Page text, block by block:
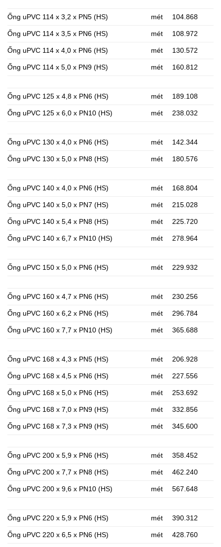
Ống uPVC 114 x 3,2 x PN5 (HS) mét 104.868
Ống uPVC 114 x 3,5 x PN6 (HS) mét 108.972
Ống uPVC 114 x 4,0 x PN6 (HS) mét 130.572
Ống uPVC 114 x 5,0 x PN9 (HS) mét 160.812
Ống uPVC 125 x 4,8 x PN6 (HS) mét 189.108
Ống uPVC 125 x 6,0 x PN10 (HS) mét 238.032
Ống uPVC 130 x 4,0 x PN6 (HS) mét 142.344
Ống uPVC 130 x 5,0 x PN8 (HS) mét 180.576
Ống uPVC 140 x 4,0 x PN6 (HS) mét 168.804
Ống uPVC 140 x 5,0 x PN7 (HS) mét 215.028
Ống uPVC 140 x 5,4 x PN8 (HS) mét 225.720
Ống uPVC 140 x 6,7 x PN10 (HS) mét 278.964
Ống uPVC 150 x 5,0 x PN6 (HS) mét 229.932
Ống uPVC 160 x 4,7 x PN6 (HS) mét 230.256
Ống uPVC 160 x 6,2 x PN6 (HS) mét 296.784
Ống uPVC 160 x 7,7 x PN10 (HS) mét 365.688
Ống uPVC 168 x 4,3 x PN5 (HS) mét 206.928
Ống uPVC 168 x 4,5 x PN6 (HS) mét 227.556
Ống uPVC 168 x 5,0 x PN6 (HS) mét 253.692
Ống uPVC 168 x 7,0 x PN9 (HS) mét 332.856
Ống uPVC 168 x 7,3 x PN9 (HS) mét 345.600
Ống uPVC 200 x 5,9 x PN6 (HS) mét 358.452
Ống uPVC 200 x 7,7 x PN8 (HS) mét 462.240
Ống uPVC 200 x 9,6 x PN10 (HS) mét 567.648
Ống uPVC 220 x 5,9 x PN6 (HS) mét 390.312
Ống uPVC 220 x 6,5 x PN6 (HS) mét 428.760